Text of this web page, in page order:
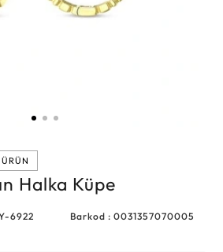
Halka Küpe
6922 Barkod : 0031357070005